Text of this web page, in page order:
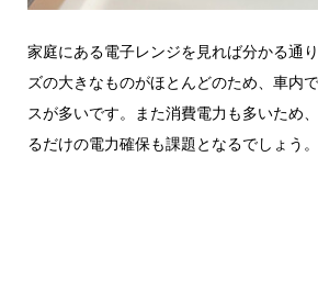
家庭にある電子レンジを見れば分かる通
ズの大きなものがほとんどのため、車内
スが多いです。また消費電力も多いため
るだけの電力確保も課題となるでしょう。